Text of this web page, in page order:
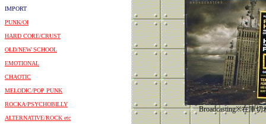
IMPORT
PUNK/OI
HARD CORE/CRUST
OLD/NEW SCHOOL
EMOTIONAL
CHAOTIC
MELODIC/POP PUNK
ROCKA/PSYCHOBILLY
ALTERNATIVE/ROCK etc
Broadcasting※在庫